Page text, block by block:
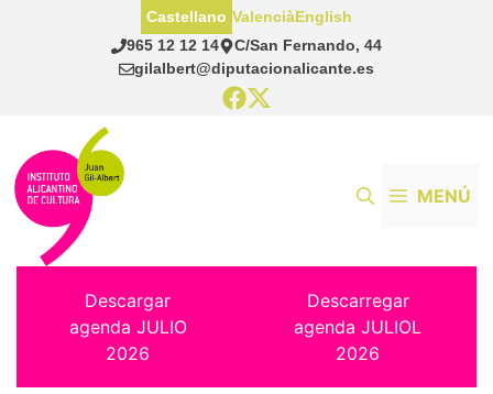
965 12 12 14
C/San Fernando, 44
gilalbert@diputacionalicante.es
Castellano ValenciàEnglish
MENÚ
Descargar
agenda JULIO
2026
Descarregar
agenda JULIOL
2026